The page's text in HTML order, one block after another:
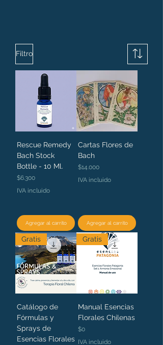
Filtro
Rescue Remedy
Bach Stock
Bottle - 10 Ml.
Precio
$6.300
IVA incluido
Agregar al carrito
Cartas Flores de
Bach
Precio
$14.000
IVA incluido
Agregar al carrito
Gratis
Catálogo de
Fórmulas y
Sprays de
Esencias Florales
Gratis
Manual Esencias
Florales Chilenas
Precio
$0
IVA incluido